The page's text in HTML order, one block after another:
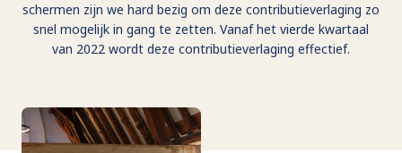
schermen zijn we hard bezig om deze contributieverlaging zo
snel mogelijk in gang te zetten. Vanaf het vierde kwartaal
van 2022 wordt deze contributieverlaging effectief.